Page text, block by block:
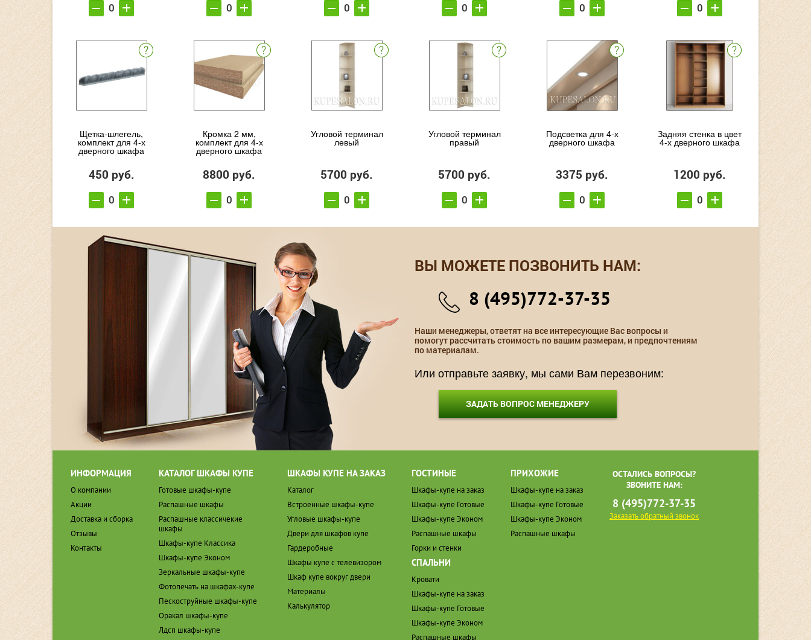
Щетка-шлегель,
комплект для 4-х
дверного шкафа
450 руб.
Кромка 2 мм,
комплект для 4-х
дверного шкафа
8800 руб.
Угловой терминал
левый
5700 руб.
Угловой терминал
правый
5700 руб.
Подсветка для 4-х
дверного шкафа
3375 руб.
Задняя стенка в цвет
4-х дверного шкафа
1200 руб.
ВЫ МОЖЕТЕ ПОЗВОНИТЬ НАМ:
8 (495)772-37-35
Наши менеджеры, ответят на все интересующие Вас вопросы и
помогут рассчитать стоимость по вашим размерам, и предпочтениям
по материалам.
Или отправьте заявку, мы сами Вам перезвоним:
ЗАДАТЬ ВОПРОС МЕНЕДЖЕРУ
ИНФОРМАЦИЯ
О компании
Акции
Доставка и сборка
Отзывы
Контакты
КАТАЛОГ ШКАФЫ КУПЕ
Готовые шкафы-купе
Распашные шкафы
Распашные классичекие
шкафы
Шкафы-купе Классика
Шкафы-купе Эконом
Зеркальные шкафы-купе
Фотопечать на шкафах-купе
Пескоструйные шкафы-купе
Оракал шкафы-купе
Лдсп шкафы-купе
ШКАФЫ КУПЕ НА ЗАКАЗ
Каталог
Встроенные шкафы-купе
Угловые шкафы-купе
Двери для шкафов купе
Гардеробные
Шкафы купе с телевизором
Шкаф купе вокруг двери
Материалы
Калькулятор
ГОСТИНЫЕ
Шкафы-купе на заказ
Шкафы-купе Готовые
Шкафы-купе Эконом
Распашные шкафы
Горки и стенки
СПАЛЬНИ
Кровати
Шкафы-купе на заказ
Шкафы-купе Готовые
Шкафы-купе Эконом
Распашные шкафы
ПРИХОЖИЕ
Шкафы-купе на заказ
Шкафы-купе Готовые
Шкафы-купе Эконом
Распашные шкафы
ОСТАЛИСЬ ВОПРОСЫ?
ЗВОНИТЕ НАМ:
8 (495)772-37-35
Заказать обратный звонок